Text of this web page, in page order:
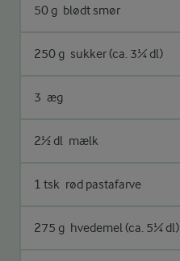
50 g blødt smør
250 g sukker (ca. 3¼ dl)
3 æg
2½ dl mælk
1 tsk rød pastafarve
275 g hvedemel (ca. 5¼ dl)